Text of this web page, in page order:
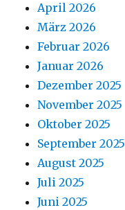
April 2026
März 2026
Februar 2026
Januar 2026
Dezember 2025
November 2025
Oktober 2025
September 2025
August 2025
Juli 2025
Juni 2025